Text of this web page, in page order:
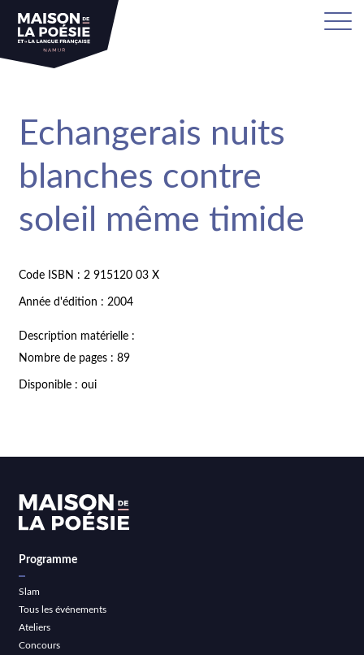
Echangerais nuits
blanches contre
soleil même timide
Code ISBN : 2 915120 03 X
Année d'édition : 2004
Description matérielle :
Nombre de pages : 89
Disponible : oui
Programme
Slam
Tous les événements
Ateliers
Concours